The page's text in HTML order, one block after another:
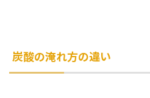
炭酸の淹れ方の違い